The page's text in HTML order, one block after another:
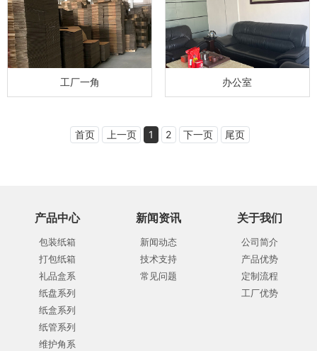
工厂一角 办公室
首页 上一页 1 2 下一页 尾页
产品中心
包装纸箱
打包纸箱
礼品盒系
纸盘系列
纸盒系列
纸管系列
维护角系
新闻资讯
新闻动态
技术支持
常见问题
关于我们
公司简介
产品优势
定制流程
工厂优势